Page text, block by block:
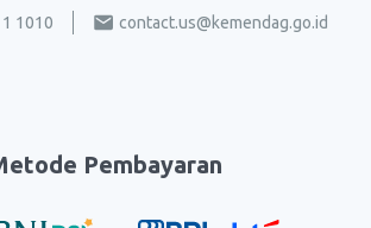
1010
contact.us@kemendag.go.id
Pembayaran